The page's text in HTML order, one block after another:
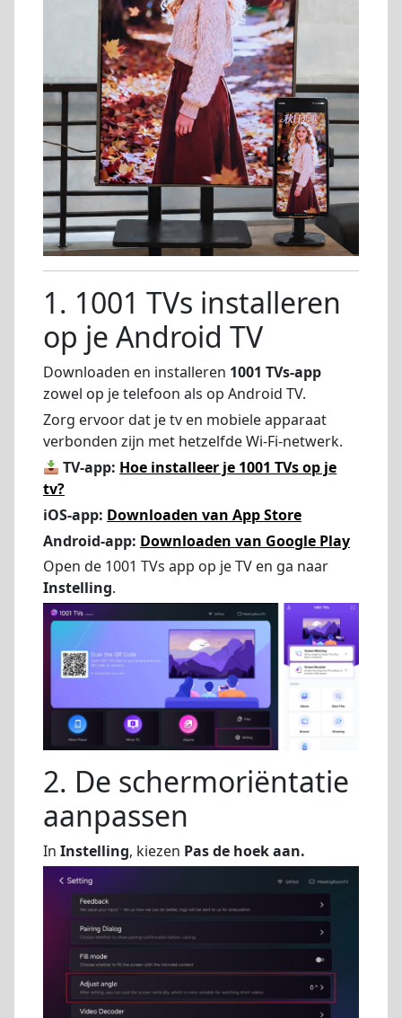
1. 1001 TVs installeren
op je Android TV
Downloaden en installeren 1001 TVs-app
zowel op je telefoon als op Android TV.
Zorg ervoor dat je tv en mobiele apparaat
verbonden zijn met hetzelfde Wi-Fi-netwerk.
TV-app: Hoe installeer je 1001 TVs op je
tv?
iOS-app: Downloaden van App Store
Android-app: Downloaden van Google Play
Open de 1001 TVs app op je TV en ga naar
Instelling.
2. De schermoriëntatie
aanpassen
In Instelling, kiezen Pas de hoek aan.